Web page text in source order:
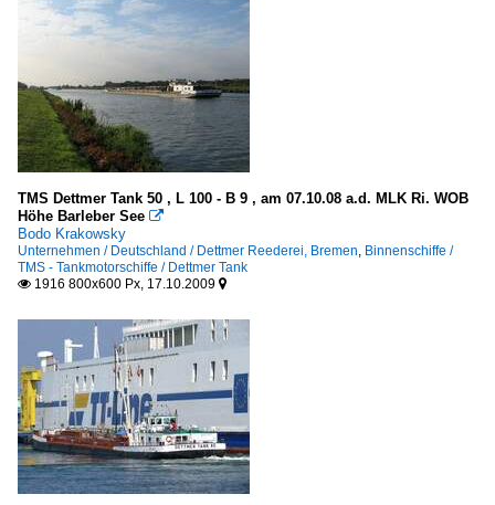
TMS Dettmer Tank 50 , L 100 - B 9 , am 07.10.08 a.d. MLK Ri. WOB
Höhe Barleber See 
Bodo Krakowsky
Unternehmen / Deutschland / Dettmer Reederei, Bremen, Binnenschiffe /
TMS - Tankmotorschiffe / Dettmer Tank
 1916 800x600 Px, 17.10.2009 